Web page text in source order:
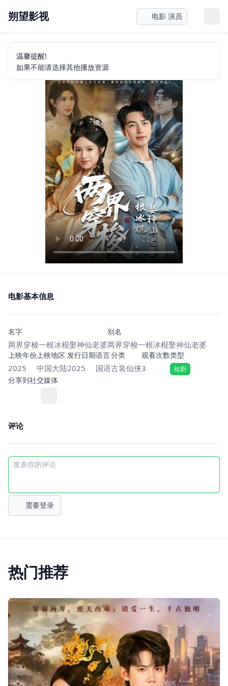
朔望影视 电影 演员
温馨提醒!
如果不能请选择其他播放资源
电影基本信息
名字
两界穿梭一根冰棍娶神仙老婆
别名
两界穿梭一根冰棍娶神仙老婆
上映年份
2025
上映地区
中国大陆
发行日期
2025
语言
国语
分类
古装仙侠
观看次数
3
类型
短剧
分享到社交媒体
评论
需要登录
热门推荐